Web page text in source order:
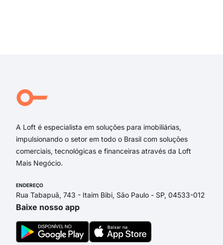
A Loft é especialista em soluções para imobiliárias,
impulsionando o setor em todo o Brasil com soluções
comerciais, tecnológicas e financeiras através da Loft
Mais Negócio.
ENDEREÇO
Rua Tabapuã, 743 - Itaim Bibi, São Paulo - SP, 04533-012
Baixe nosso app